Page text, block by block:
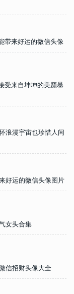
带来好运的微信头像
受来自坤坤的美颜暴
浪漫宇宙也珍惜人间
好运的微信头像图片
女头合集
信招财头像大全